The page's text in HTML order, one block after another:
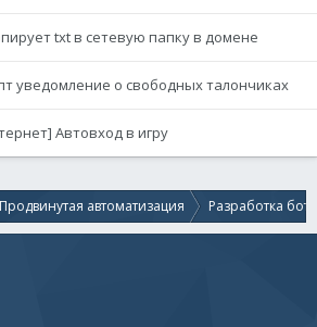
txt в сетевую папку в домене
уведомление о свободных талончиках
Автовход в игру
Продвинутая автоматизация Разработка